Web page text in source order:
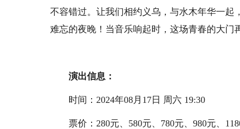
不容错过。让我们相约义乌，与水木年华一
难忘的夜晚！当音乐响起时，这场青春的大门
演出信息：
时间：2024年08月17日 周六 19:30
票价：280元、580元、780元、980元、